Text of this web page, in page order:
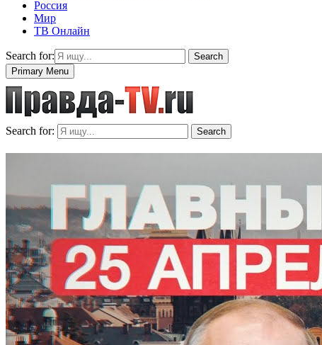
Россия
Мир
ТВ Онлайн
Search for:
Search
Primary Menu
Search for: Search